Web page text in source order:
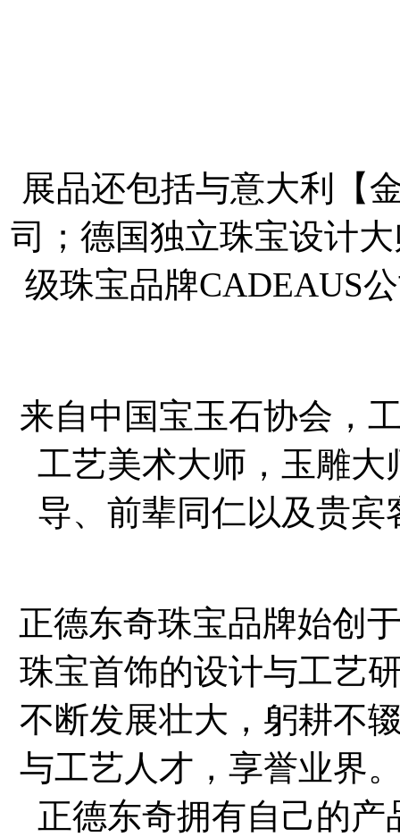
展品还包括与意大利【
司；德国独立珠宝设计
级珠宝品牌CADEAUS
来自中国宝玉石协会，
工艺美术大师，玉雕
导、前辈同仁以及贵
正德东奇珠宝品牌始创
珠宝首饰的设计与工艺
不断发展壮大，躬耕不
与工艺人才，享誉业界
正德东奇拥有自己的